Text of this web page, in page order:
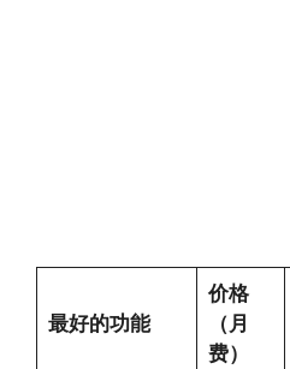
最好的功能
价格
（月
费）